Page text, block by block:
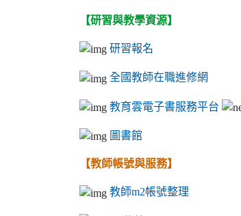
【研習與教學資源】
研習報名
全國教師在職進修網
教育雲電子書服務平台
圖書館
【教師帳號與服務】
教師m2帳號整理